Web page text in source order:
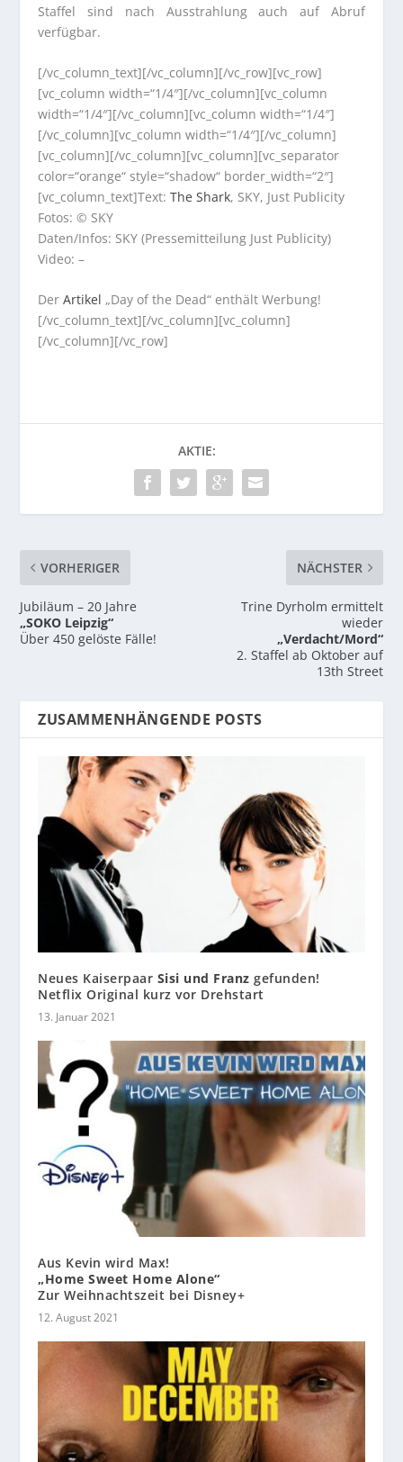
Staffel sind nach Ausstrahlung auch auf Abruf
verfügbar.
[/vc_column_text][/vc_column][/vc_row][vc_row]
[vc_column width=“1/4″][/vc_column][vc_column
width=“1/4″][/vc_column][vc_column width=“1/4″]
[/vc_column][vc_column width=“1/4″][/vc_column]
[vc_column][/vc_column][vc_column][vc_separator
color=“orange“ style=“shadow“ border_width=“2″]
[vc_column_text]Text:The Shark, SKY, Just Publicity
Fotos: © SKY
Daten/Infos: SKY (Pressemitteilung Just Publicity)
Video: –
DerArtikel „Day of the Dead“ enthält Werbung!
[/vc_column_text][/vc_column][vc_column]
[/vc_column][/vc_row]
AKTIE:
VORHERIGER
Jubiläum – 20 Jahre
„SOKO Leipzig“
Über 450 gelöste Fälle!
NÄCHSTER
Trine Dyrholm ermittelt
wieder
„Verdacht/Mord“
2. Staffel ab Oktober auf
13th Street
ZUSAMMENHÄNGENDE POSTS
Neues Kaiserpaar Sisi und Franz gefunden!
Netflix Original kurz vor Drehstart
13. Januar 2021
Aus Kevin wird Max!
„Home Sweet Home Alone“
Zur Weihnachtszeit bei Disney+
12. August 2021